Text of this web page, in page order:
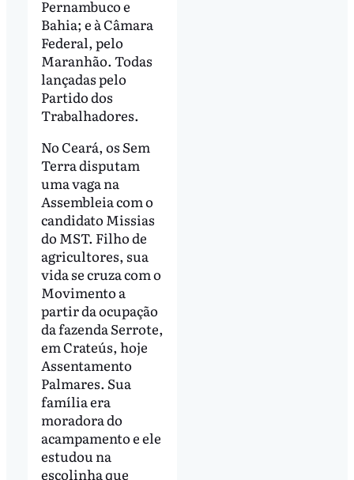
Pernambuco e
Bahia; e à Câmara
Federal, pelo
Maranhão. Todas
lançadas pelo
Partido dos
Trabalhadores.
No Ceará, os Sem
Terra disputam
uma vaga na
Assembleia com o
candidato Missias
do MST. Filho de
agricultores, sua
vida se cruza com o
Movimento a
partir da ocupação
da fazenda Serrote,
em Crateús, hoje
Assentamento
Palmares. Sua
família era
moradora do
acampamento e ele
estudou na
escolinha que